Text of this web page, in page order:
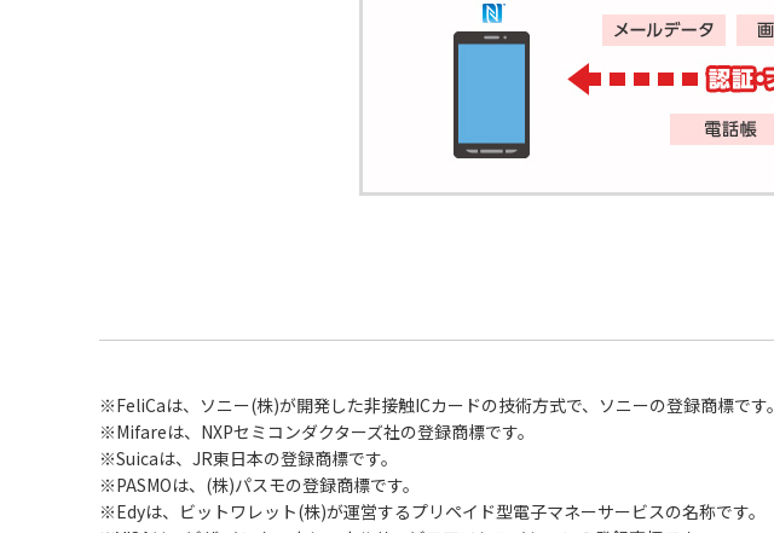
※FeliCaは、ソニー(株)が開発した非接触ICカードの技術方式で、ソニーの登録商標です。
※Mifareは、NXPセミコンダクターズ社の登録商標です。
※Suicaは、JR東日本の登録商標です。
※PASMOは、(株)パスモの登録商標です。
※Edyは、ビットワレット(株)が運営するプリペイド型電子マネーサービスの名称です。